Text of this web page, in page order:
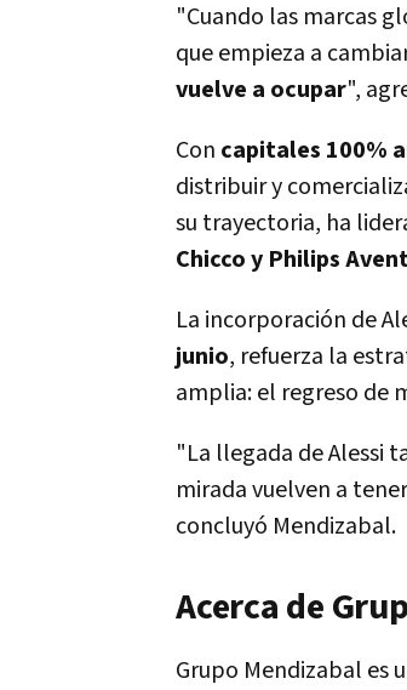
"Cuando las marcas
que empieza a
vuelve a ocupar",
Con capitales 100%
distribuir y
su trayectoria, ha
Chicco y Philips
La incorporación de
junio, refuerza la
amplia: el regreso de
"La llegada de Alessi
mirada vuelven a
concluyó Mendizabal.
Acerca de
Grupo Mendizabal es